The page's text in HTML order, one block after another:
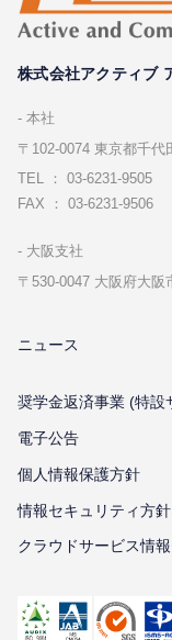
株式会社アクティブ
本社
〒102-0074 東京都千
TEL ： 03-6231-9505
FAX ： 03-6231-9506
⼤阪⽀社
〒530-0047 ⼤阪府⼤
ニュース
奨学金返済事業 (特設
電子公告
個⼈情報保護⽅針
情報セキュリティ⽅針
クラウドサービス情